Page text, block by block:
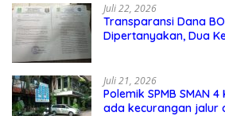
Juli 22, 2026
Transparansi Dana
Dipertanyakan, Dua
Juli 21, 2026
Polemik SPMB SMAN
ada kecurangan jalur